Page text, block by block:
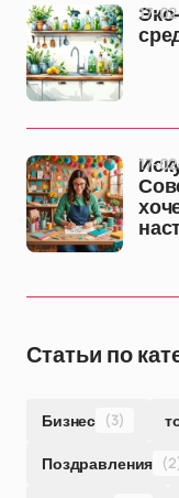
17-
17-
Статьи по
Бизнес (3)
Поздравления